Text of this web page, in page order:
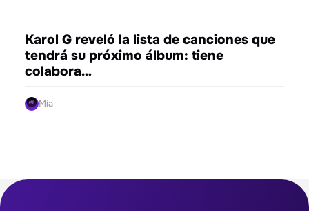
ENTRETENIMIENTO
Karol G reveló la lista de canciones que
tendrá su próximo álbum: tiene
colabora…
Mía